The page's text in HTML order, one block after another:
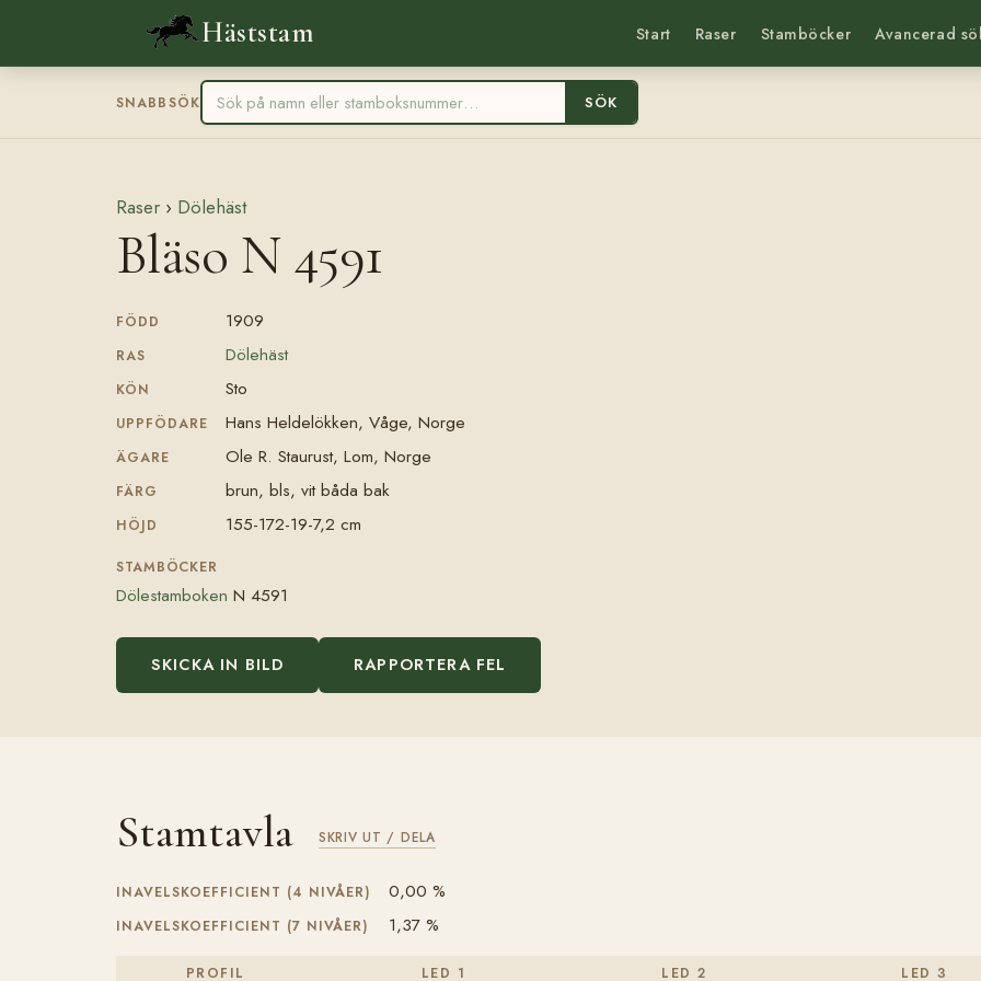
Häststam Start Raser Stamböcker Avancerad
SNABBSÖK SÖK
Raser › Dölehäst
Bläso N 4591
FÖDD 1909
RAS Dölehäst
KÖN Sto
UPPFÖDARE Hans Heldelökken, Våge, Norge
ÄGARE Ole R. Staurust, Lom, Norge
FÄRG brun, bls, vit båda bak
HÖJD 155-172-19-7,2 cm
STAMBÖCKER
Dölestamboken N 4591
SKICKA IN BILD RAPPORTERA FEL
Stamtavla SKRIV UT / DELA
INAVELSKOEFFICIENT (4 NIVÅER) 0,00 %
INAVELSKOEFFICIENT (7 NIVÅER) 1,37 %
PROFIL LED 1 LED 2 LED 3